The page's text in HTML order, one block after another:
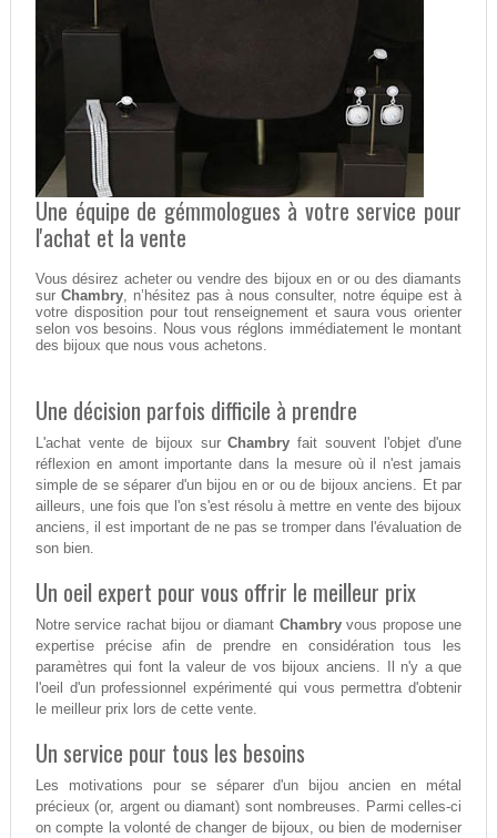
Une équipe de gémmologues à votre service pour
l'achat et la vente
Vous désirez acheter ou vendre des bijoux en or ou des diamants
sur Chambry, n’hésitez pas à nous consulter, notre équipe est à
votre disposition pour tout renseignement et saura vous orienter
selon vos besoins. Nous vous réglons immédiatement le montant
des bijoux que nous vous achetons.
Une décision parfois difficile à prendre
L'achat vente de bijoux surChambry fait souvent l'objet d'une
réflexion en amont importante dans la mesure où il n'est jamais
simple de se séparer d'un bijou en or ou de bijoux anciens. Et par
ailleurs, une fois que l'on s'est résolu à mettre en vente des bijoux
anciens, il est important de ne pas se tromper dans l'évaluation de
son bien.
Un oeil expert pour vous offrir le meilleur prix
Notre service rachat bijou or diamant Chambryvous propose une
expertise précise afin de prendre en considération tous les
paramètres qui font la valeur de vos bijoux anciens. Il n'y a que
l'oeil d'un professionnel expérimenté qui vous permettra d'obtenir
le meilleur prix lors de cette vente.
Un service pour tous les besoins
Les motivations pour se séparer d'un bijou ancien en métal
précieux (or, argent ou diamant) sont nombreuses. Parmi celles-ci
on compte la volonté de changer de bijoux, ou bien de moderniser